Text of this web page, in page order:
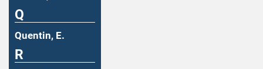
Q
Quentin, E.
R